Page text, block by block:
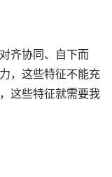
齐协同、自下而
，这些特征不能充
这些特征就需要我